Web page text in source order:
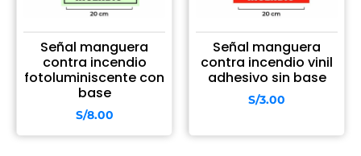
Señal manguera
contra incendio
fotoluminiscente con
base
S/8.00
Señal manguera
contra incendio vinil
adhesivo sin base
S/3.00